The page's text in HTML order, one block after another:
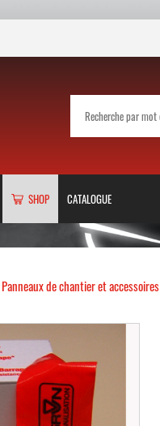
SHOP CATALOGUE
Panneaux de chantier et accessoires